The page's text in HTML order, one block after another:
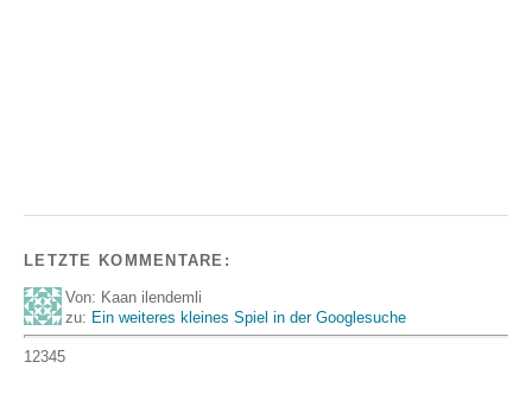
LETZTE KOMMENTARE:
Von: Kaan ilendemli
zu: Ein weiteres kleines Spiel in der Googlesuche
12345